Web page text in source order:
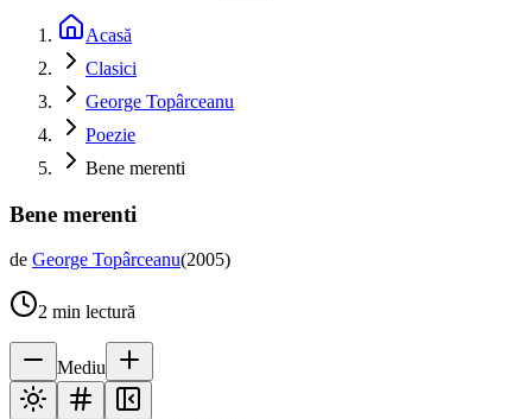
Acasă
Clasici
George Topârceanu
Poezie
Bene merenti
Bene merenti
de George Topârceanu(2005)
2 min lectură
Mediu